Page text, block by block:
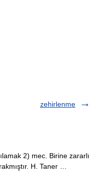
zehirlenme
2) mec. Birine zararlı
H. Taner …